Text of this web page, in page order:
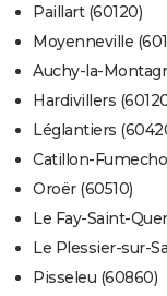
Paillart (60120)
Moyenneville
Auchy-la-
Hardivillers
Léglantiers
Catillon-
Oroër (60510)
Le Fay-Saint-
Le Plessier-sur-
Pisseleu (60860)